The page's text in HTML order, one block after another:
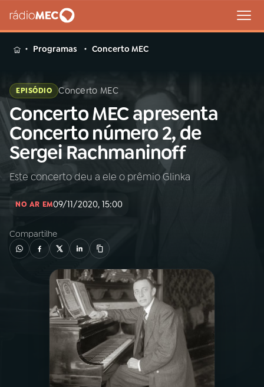
MENU
Buscar
na
Rádio
MEC
Buscar
Início AO VIVO
02 A RÁDIO
PROGRAMAÇÃO
PROGRAMAS
PODCASTS
Programas Concerto MEC
EPISÓDIO Concerto MEC
Concerto MEC apresenta
Concerto número 2, de
Sergei Rachmaninoff
Este concerto deu a ele o prêmio Glinka
NO AR EM09/11/2020, 15:00
Compartilhe